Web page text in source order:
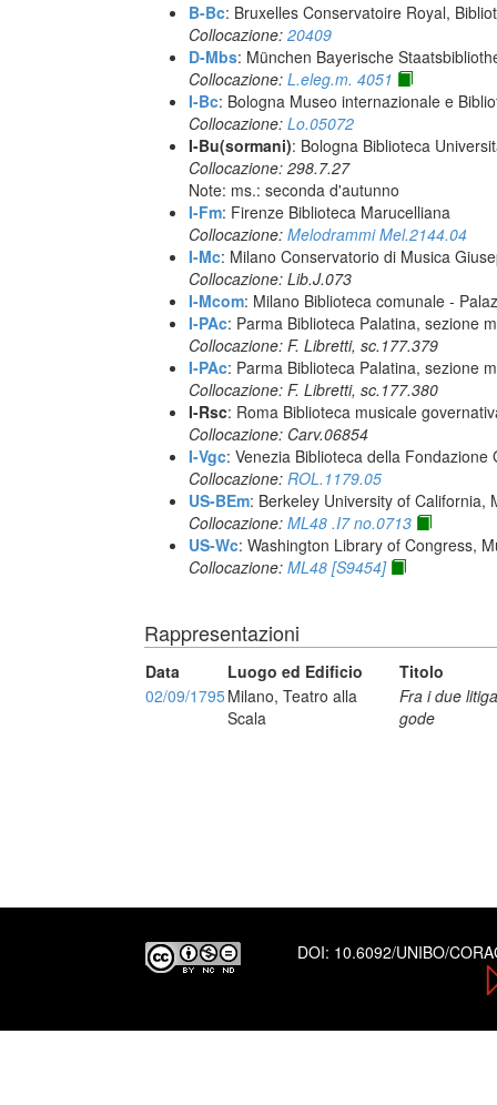
B-Bc: Bruxelles Conservatoire Royal,
Collocazione: 20409
D-Mbs: München Bayerische
Collocazione: L.eleg.m. 4051
I-Bc: Bologna Museo internazionale e
Collocazione: Lo.05072
I-Bu(sormani): Bologna Biblioteca
Collocazione: 298.7.27
Note: ms.: seconda d'autunno
I-Fm: Firenze Biblioteca Marucelliana
Collocazione: Melodrammi Mel.2144.04
I-Mc: Milano Conservatorio di Musica
Collocazione: Lib.J.073
I-Mcom: Milano Biblioteca comunale -
I-PAc: Parma Biblioteca Palatina, sezione
Collocazione: F. Libretti, sc.177.379
I-PAc: Parma Biblioteca Palatina, sezione
Collocazione: F. Libretti, sc.177.380
I-Rsc: Roma Biblioteca musicale
Collocazione: Carv.06854
I-Vgc: Venezia Biblioteca della Fondazione
Collocazione: ROL.1179.05
US-BEm: Berkeley University of California,
Collocazione: ML48 .I7 no.0713
US-Wc: Washington Library of Congress,
Collocazione: ML48 [S9454]
Rappresentazioni
Data Luogo ed Edificio
Titolo
02/09/1795Milano, Teatro alla
Scala
Fra i due
gode
DOI: 10.6092/UNIBO/